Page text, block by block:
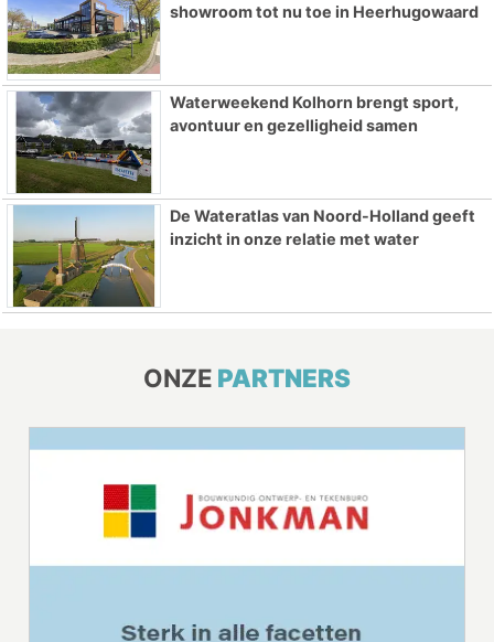
showroom tot nu toe in Heerhugowaard
Waterweekend Kolhorn brengt sport,
avontuur en gezelligheid samen
De Wateratlas van Noord-Holland geeft
inzicht in onze relatie met water
ONZE PARTNERS